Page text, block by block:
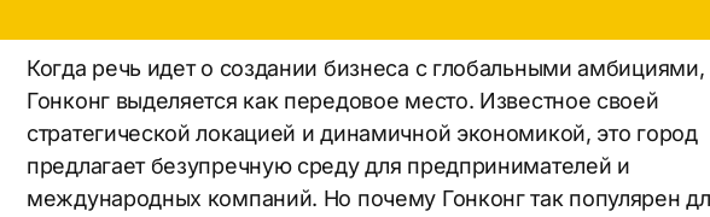
Когда речь идет о создании бизнеса с глобальными амбициями,
Гонконг выделяется как передовое место. Известное своей
стратегической локацией и динамичной экономикой, это город
предлагает безупречную среду для предпринимателей и
международных компаний. Но почему Гонконг так популярен